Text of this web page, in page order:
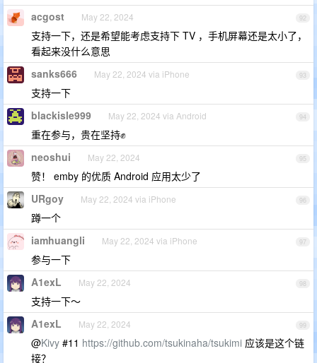
92
acgost May 22, 2024
支持一下，还是希望能考虑支持下 TV ，手机屏幕还是太小了，
看起来没什么意思
93
sanks666 May 22, 2024 via iPhone
支持一下
94
blackisle999 May 22, 2024 via Android
重在参与，贵在坚持✊
95
neoshui May 22, 2024
赞！ emby 的优质 Android 应用太少了
96
URgoy May 22, 2024 via iPhone
蹲一个
97
iamhuangli May 22, 2024 via iPhone
参与一下
98
A1exL May 22, 2024
支持一下～
99
A1exL May 22, 2024
@Kivy #11 https://github.com/tsukinaha/tsukimi 应该是这个链
接？